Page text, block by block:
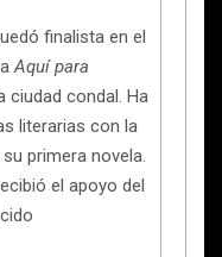
finalista en el
Aquí para
ciudad condal. Ha
literarias con la
primera novela.
el apoyo del